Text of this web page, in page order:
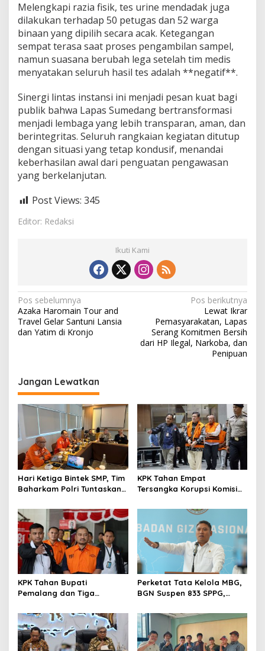
Melengkapi razia fisik, tes urine mendadak juga
dilakukan terhadap 50 petugas dan 52 warga
binaan yang dipilih secara acak. Ketegangan
sempat terasa saat proses pengambilan sampel,
namun suasana berubah lega setelah tim medis
menyatakan seluruh hasil tes adalah **negatif**.
Sinergi lintas instansi ini menjadi pesan kuat bagi
publik bahwa Lapas Sumedang bertransformasi
menjadi lembaga yang lebih transparan, aman, dan
berintegritas. Seluruh rangkaian kegiatan ditutup
dengan situasi yang tetap kondusif, menandai
keberhasilan awal dari penguatan pengawasan
yang berkelanjutan.
Post Views: 345
Editor: Redaksi
Ikuti Kami
N
a
v
a
s
i
p
o
s
Pos sebelumnya
Azaka Haromain Tour and
Travel Gelar Santuni Lansia
dan Yatim di Kronjo
Pos berikutnya
Lewat Ikrar
Pemasyarakatan, Lapas
Serang Komitmen Bersih
dari HP Ilegal, Narkoba, dan
Penipuan
Jangan Lewatkan
Hari Ketiga Bintek SMP, Tim
Baharkam Polri Tuntaskan
Pengamanan Pertamina
Patra Niaga Jabar
KPK Tahan Empat
Tersangka Korupsi Komisi
KPK Tahan Bupati
Pemalang dan Tiga
Dugaan Pemerasan
Perketat Tata Kelola MBG,
BGN Suspen 833 SPPG,
Permanen